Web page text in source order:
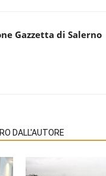
Gazzetta di Salerno
DALL'AUTORE